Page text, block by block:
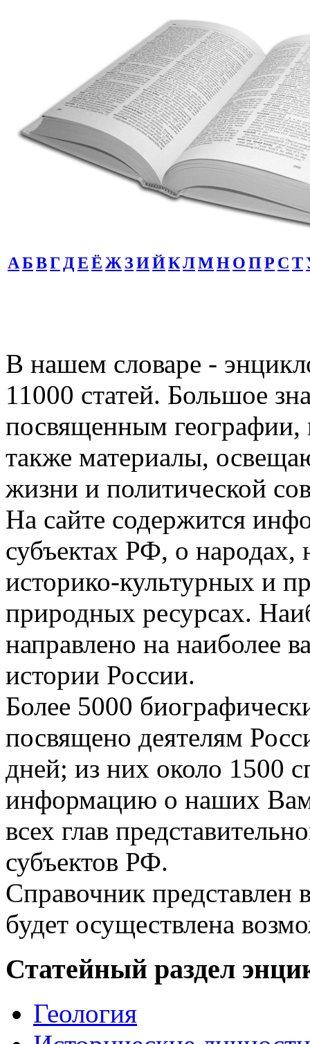
АБВГ ДЕЁ Ж ЗИЙКЛМНОПР СТ
В нашем словаре -
11000 статей. Большое
посвященным географии,
также материалы,
жизни и политической
На сайте содержится
субъектах РФ, о
историко-культурных и
природных ресурсах.
направлено на наиболее
истории России.
Более 5000
посвящено деятелям
дней; из них около 1500
информацию о наших
всех глав
субъектов РФ.
Справочник представлен
будет осуществлена
Статейный раздел
Геология